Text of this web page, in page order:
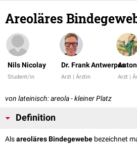
Areoläres
Nils Nicolay
Student/in
Dr. Frank Antwerpes
Arzt | Ärztin Arzt |
von lateinisch: areola - kleiner Platz
Definition
Alsareoläres Bindegewebe bezeichnet